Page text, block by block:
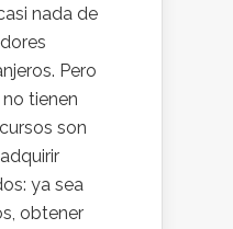
nada de
Pero
tienen
son
ya sea
obtener